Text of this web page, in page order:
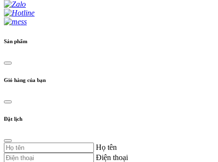
Sản phẩm
Giỏ hàng của bạn
Đặt lịch
Họ tên
Điện thoại